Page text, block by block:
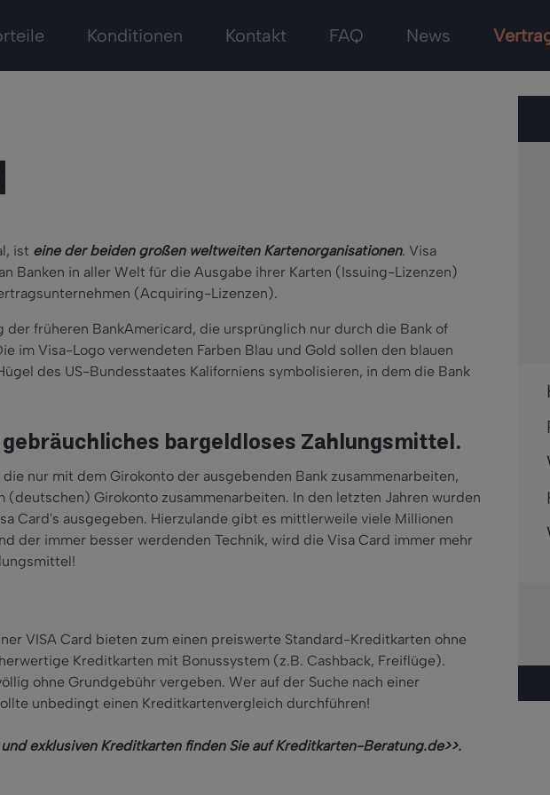
Konditionen Kontakt FAQ News
ist eine der beiden großen weltweiten Kartenorganisationen. Visa
Banken in aller Welt für die Ausgabe ihrer Karten (Issuing-Lizenzen)
(Acquiring-Lizenzen).
früheren BankAmericard, die ursprünglich nur durch die Bank of
im Visa-Logo verwendeten Farben Blau und Gold sollen den blauen
des US-Bundesstaates Kaliforniens symbolisieren, in dem die Bank
bargeldloses Zahlungsmittel.
nur mit dem Girokonto der ausgebenden Bank zusammenarbeiten,
(deutschen) Girokonto zusammenarbeiten. In den letzten Jahren wurden
Card's ausgegeben. Hierzulande gibt es mittlerweile viele Millionen
der immer besser werdenden Technik, wird die Visa Card immer mehr
VISA Card bieten zum einen preiswerte Standard-Kreditkarten ohne
Kreditkarten mit Bonussystem (z.B. Cashback, Freiflüge).
ohne Grundgebühr vergeben. Wer auf der Suche nach einer
unbedingt einen Kreditkartenvergleich durchführen!
exklusiven Kreditkarten finden Sie aufKreditkarten-Beratung.de>>.